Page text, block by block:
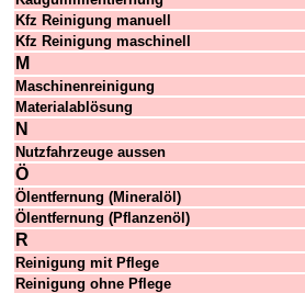
Kfz Reinigung manuell
Kfz Reinigung maschinell
M
Maschinenreinigung
Materialablösung
N
Nutzfahrzeuge aussen
Ö
Ölentfernung (Mineralöl)
Ölentfernung (Pflanzenöl)
R
Reinigung mit Pflege
Reinigung ohne Pflege